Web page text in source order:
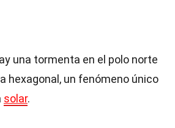
una tormenta en el polo norte
hexagonal, un fenómeno único
solar.